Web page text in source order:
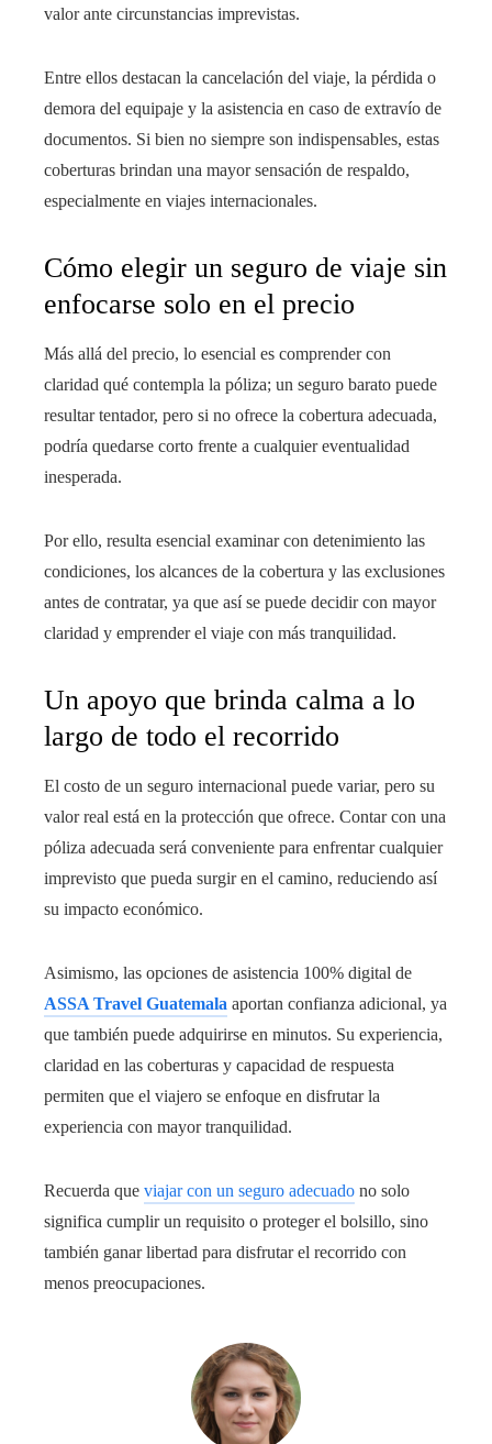
valor ante circunstancias imprevistas.
Entre ellos destacan la cancelación del viaje, la pérdida o
demora del equipaje y la asistencia en caso de extravío de
documentos. Si bien no siempre son indispensables, estas
coberturas brindan una mayor sensación de respaldo,
especialmente en viajes internacionales.
Cómo elegir un seguro de viaje sin
enfocarse solo en el precio
Más allá del precio, lo esencial es comprender con
claridad qué contempla la póliza; un seguro barato puede
resultar tentador, pero si no ofrece la cobertura adecuada,
podría quedarse corto frente a cualquier eventualidad
inesperada.
Por ello, resulta esencial examinar con detenimiento las
condiciones, los alcances de la cobertura y las exclusiones
antes de contratar, ya que así se puede decidir con mayor
claridad y emprender el viaje con más tranquilidad.
Un apoyo que brinda calma a lo
largo de todo el recorrido
El costo de un seguro internacional puede variar, pero su
valor real está en la protección que ofrece. Contar con una
póliza adecuada será conveniente para enfrentar cualquier
imprevisto que pueda surgir en el camino, reduciendo así
su impacto económico.
Asimismo, las opciones de asistencia 100% digital de
ASSA Travel Guatemala aportan confianza adicional, ya
que también puede adquirirse en minutos. Su experiencia,
claridad en las coberturas y capacidad de respuesta
permiten que el viajero se enfoque en disfrutar la
experiencia con mayor tranquilidad.
Recuerda que viajar con un seguro adecuado no solo
significa cumplir un requisito o proteger el bolsillo, sino
también ganar libertad para disfrutar el recorrido con
menos preocupaciones.